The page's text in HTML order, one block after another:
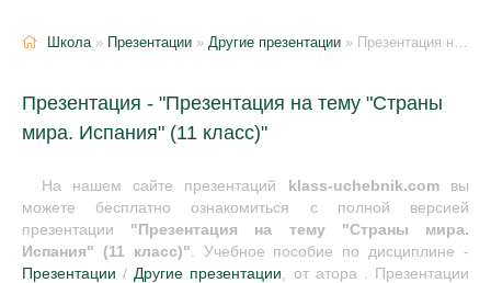
Школа» Презентации » Другие презентации » Презентация на тему "Страны мира. Испания" (11 класс)
Презентация - "Презентация на тему "Страны
мира. Испания" (11 класс)"
На нашем сайте презентаций klass-uchebnik.comвы
можете бесплатно ознакомиться с полной версией
презентации "Презентация на тему "Страны мира.
Испания" (11 класс)". Учебное пособие по дисциплине -
Презентации /Другие презентации, от атора . Презентации